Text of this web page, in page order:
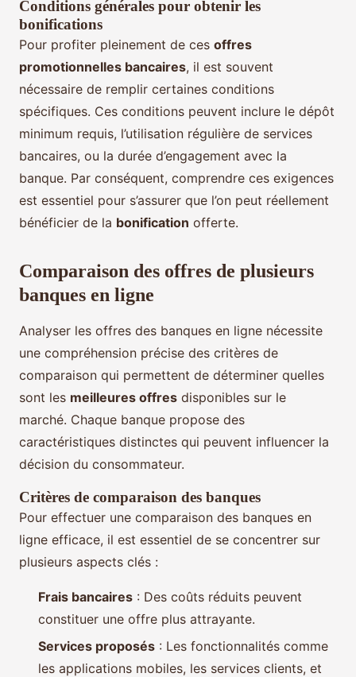
Conditions générales pour obtenir les
bonifications
Pour profiter pleinement de ces offres
promotionnelles bancaires, il est souvent
nécessaire de remplir certaines conditions
spécifiques. Ces conditions peuvent inclure le dépôt
minimum requis, l’utilisation régulière de services
bancaires, ou la durée d’engagement avec la
banque. Par conséquent, comprendre ces exigences
est essentiel pour s’assurer que l’on peut réellement
bénéficier de la bonification offerte.
Comparaison des offres de plusieurs
banques en ligne
Analyser les offres des banques en ligne nécessite
une compréhension précise des critères de
comparaison qui permettent de déterminer quelles
sont les meilleures offres disponibles sur le
marché. Chaque banque propose des
caractéristiques distinctes qui peuvent influencer la
décision du consommateur.
Critères de comparaison des banques
Pour effectuer une comparaison des banques en
ligne efficace, il est essentiel de se concentrer sur
plusieurs aspects clés :
Frais bancaires : Des coûts réduits peuvent
constituer une offre plus attrayante.
Services proposés : Les fonctionnalités comme
les applications mobiles, les services clients, et